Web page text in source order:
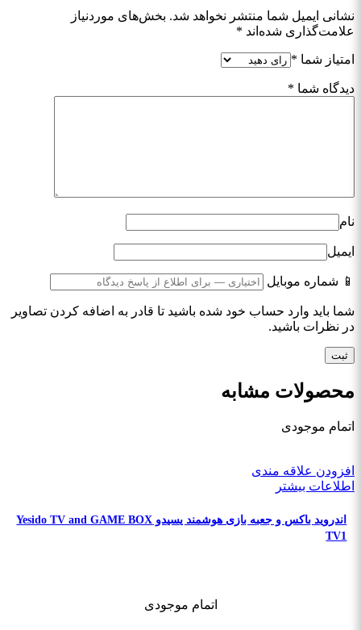
نشانی ایمیل شما منتشر نخواهد شد. بخش‌های موردنیاز
علامت‌گذاری شده‌اند *
امتیاز شما *
دیدگاه شما *
نام
ایمیل
📱 شماره موبایل
شما باید وارد حساب خود شده باشید تا قادر به اضافه کردن تصاویر
در نظرات باشید.
محصولات مشابه
اتمام موجودی
افزودن علاقه مندی
اطلاعات بیشتر
اندروید باکس و جعبه بازی هوشمند یسیدو Yesido TV and GAME BOX
TV1
اتمام موجودی